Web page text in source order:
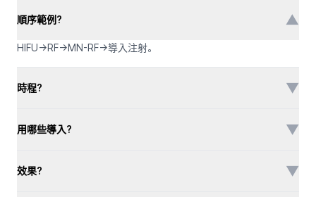
順序範例? ▼
HIFU→RF→MN-RF→導入注射。
時程? ▼
用哪些導入? ▼
效果? ▼